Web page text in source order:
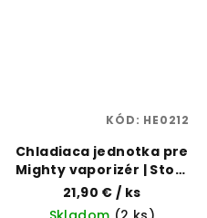
Chladiaca jednotka pre
Mighty vaporizér | Storz
& Bickel | Vaporama
21,90 €/ ks
KÓD: HE0212